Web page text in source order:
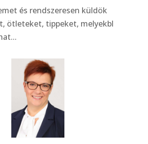
és rendszeresen küldök
ötleteket, tippeket, melyekbl